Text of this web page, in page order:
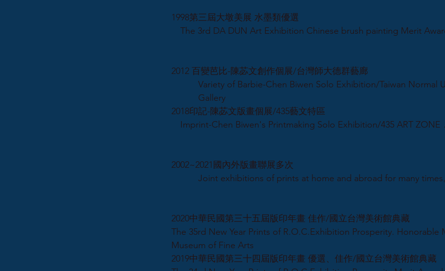
1998第三屆大墩美展 水墨類優選
The 3rd DA DUN Art Exhibition Chinese brush painting Merit
2012 百變芭比-陳苾文創作個展/台灣師大德群藝廊
Variety of Barbie-Chen Biwen Solo Exhibition/Taiwan Normal
Gallery
2018印記-陳苾文版畫個展/435藝文特區
Imprint-Chen Biwen's Printmaking Solo Exhibition/435 ART ZONE．
2002~2021國內外版畫聯展多次
Joint exhibitions of prints at home and abroad for many times
2020中華民國第三十五屆版印年畫 佳作/國立台灣美術館典藏
The 35rd New Year Prints of R.O.C.Exhibition Prosperity. Honorable
Museum of Fine Arts
2019中華民國第三十四屆版印年畫 優選、佳作/國立台灣美術館典藏